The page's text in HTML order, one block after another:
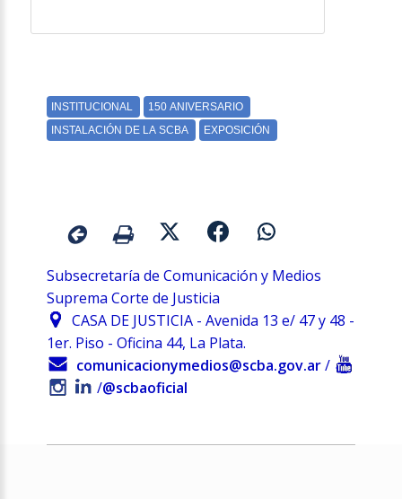
Subsecretaría de Comunicación y Medios
Suprema Corte de Justicia
CASA DE JUSTICIA - Avenida 13 e/ 47 y 48 -
1er. Piso - Oficina 44, La Plata.
comunicacionymedios@scba.gov.ar /
/@scbaoficial